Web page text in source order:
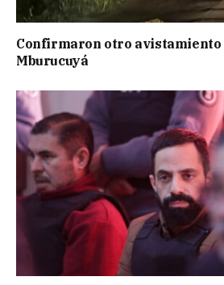
Confirmaron otro avistamiento
Mburucuyá